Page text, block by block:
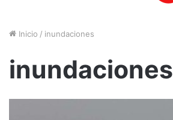
Inicio / inundaciones
inundaciones